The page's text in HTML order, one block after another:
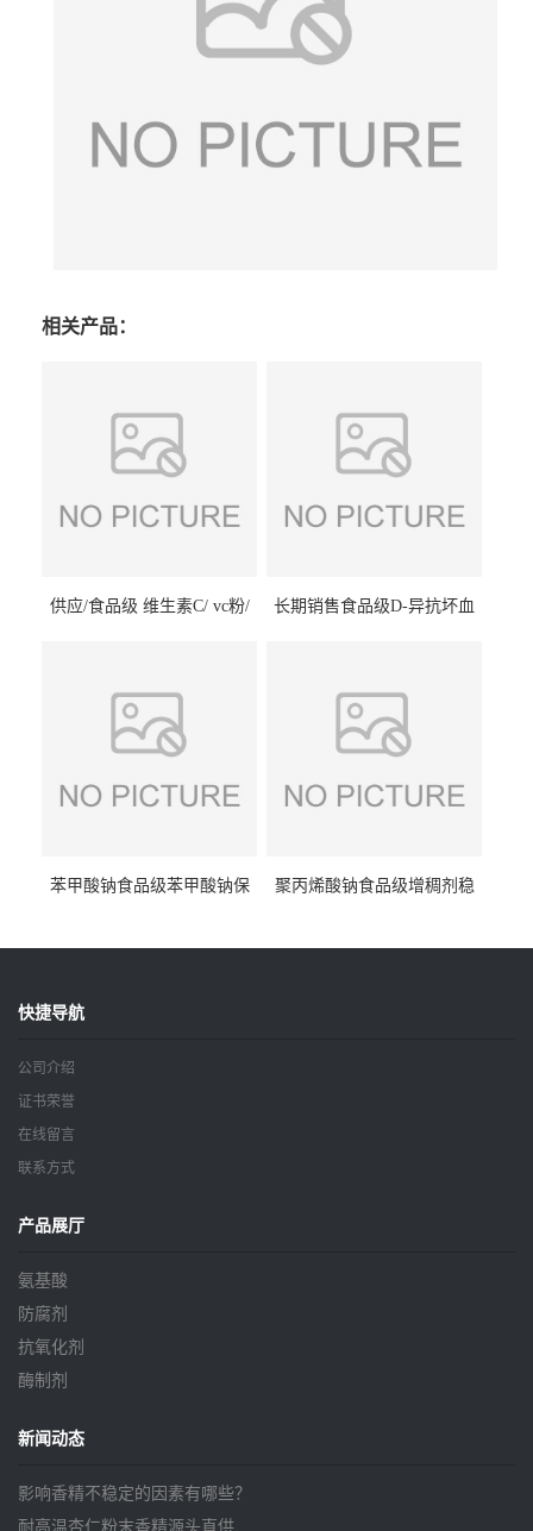
相关产品：
供应/食品级 维生素C/ vc粉/
长期销售食品级D-异抗坏血
苯甲酸钠食品级苯甲酸钠保
聚丙烯酸钠食品级增稠剂稳
快捷导航
公司介绍
证书荣誉
在线留言
联系方式
产品展厅
氨基酸
防腐剂
抗氧化剂
酶制剂
新闻动态
影响香精不稳定的因素有哪些？
耐高温杏仁粉末香精源头直供